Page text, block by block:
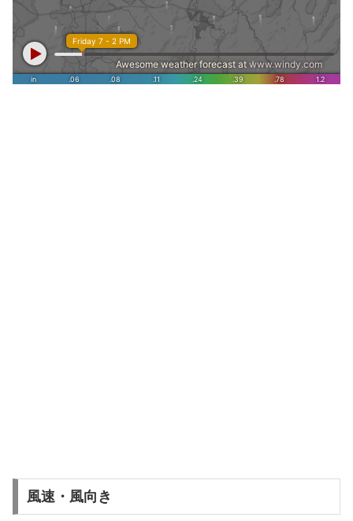
風速・風向き